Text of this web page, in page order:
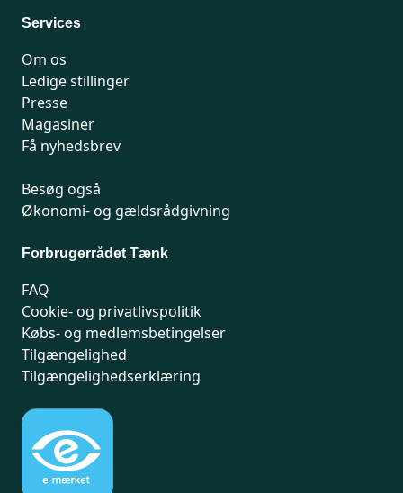
Services
Om os
Ledige stillinger
Presse
Magasiner
Få nyhedsbrev
Besøg også
Økonomi- og gældsrådgivning
Forbrugerrådet Tænk
FAQ
Cookie- og privatlivspolitik
Købs- og medlemsbetingelser
Tilgængelighed
Tilgængelighedserklæring